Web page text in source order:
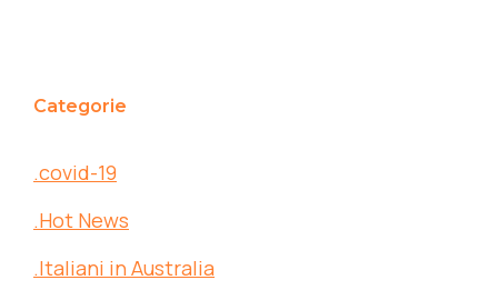
Categorie
.covid-19
.Hot News
.Italiani in Australia